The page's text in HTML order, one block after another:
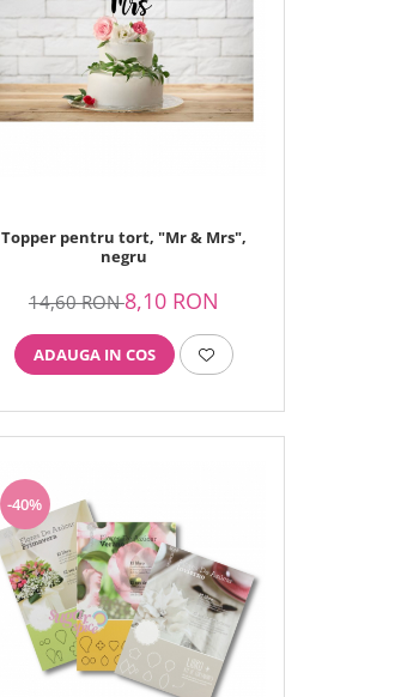
Topper pentru tort, "Mr & Mrs",
negru
14,60 RON8,10 RON
ADAUGA IN COS
-40%